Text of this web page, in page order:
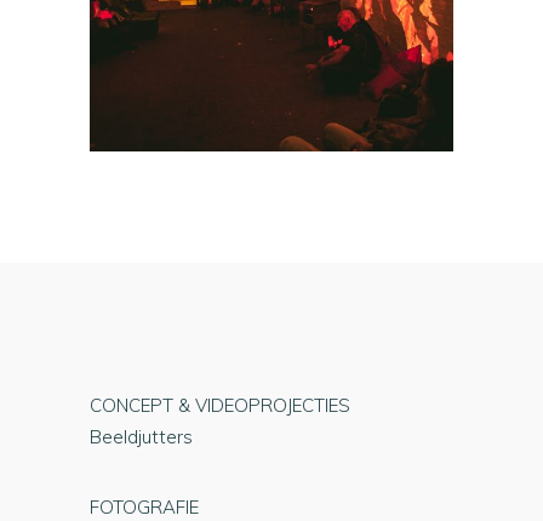
CONCEPT & VIDEOPROJECTIES
Beeldjutters
FOTOGRAFIE